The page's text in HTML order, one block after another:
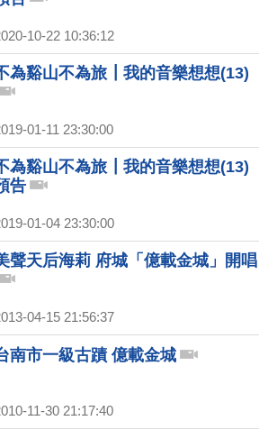
10-22 10:36:12
為谿山不為旅┃我的音樂想想(13)
01-11 23:30:00
為谿山不為旅┃我的音樂想想(13)
告
01-04 23:30:00
聲天后海莉 府城「億載金城」開唱
04-15 21:56:37
南市一級古蹟 億載金城
11-30 21:17:40